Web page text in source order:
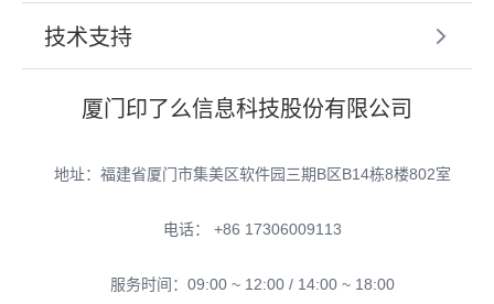
技术支持
厦门印了么信息科技股份有限公司
地址：福建省厦门市集美区软件园三期B区B14栋8楼802室
电话： +86 17306009113
服务时间：09:00 ~ 12:00 / 14:00 ~ 18:00